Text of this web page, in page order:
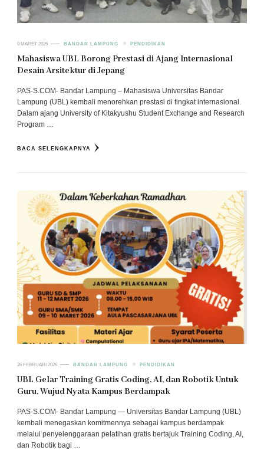
9 MARET 2026 BANDAR LAMPUNG PENDIDIKAN
Mahasiswa UBL Borong Prestasi di Ajang Internasional
Desain Arsitektur di Jepang
PAS-S.COM- Bandar Lampung – Mahasiswa Universitas Bandar
Lampung (UBL) kembali menorehkan prestasi di tingkat internasional.
Dalam ajang University of Kitakyushu Student Exchange and Research
Program …
BACA SELENGKAPNYA
26 FEBRUARI 2026 BANDAR LAMPUNG PENDIDIKAN
UBL Gelar Training Gratis Coding, AI, dan Robotik Untuk
Guru, Wujud Nyata Kampus Berdampak
PAS-S.COM- Bandar Lampung — Universitas Bandar Lampung (UBL)
kembali menegaskan komitmennya sebagai kampus berdampak
melalui penyelenggaraan pelatihan gratis bertajuk Training Coding, AI,
dan Robotik bagi …